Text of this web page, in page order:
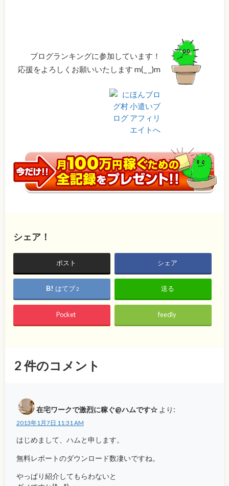
ブログランキングに参加しています！
応援をよろしくお願いいたします m(_ _)m
シェア！
ポスト シェア
はてブ2 送る
Pocket feedly
2件のコメント
在宅ワークで激烈に稼ぐ@ハムです☆ より:
2013年1月7日 11:31 AM
はじめまして、ハムと申します。
無料レポートのダウンロード数凄いですね。
やっぱり紹介してもらわないと